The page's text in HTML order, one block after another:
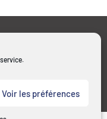
Voir les préférences